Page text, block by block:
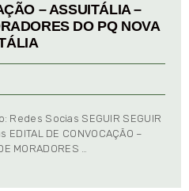
– ASSUITÁLIA –
DO PQ NOVA
Socias SEGUIR SEGUIR
DE CONVOCAÇÃO –
MORADORES …